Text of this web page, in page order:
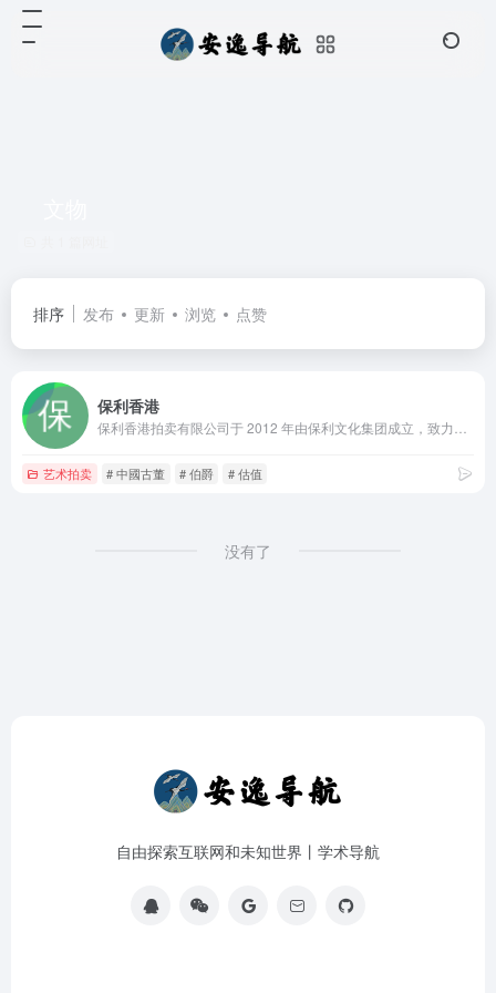
排序 发布 更新 浏览 点赞
保利香港
艺术拍卖 # 中國古董 # 伯爵 # 估值
没有了
自由探索互联网和未知世界丨学术导航